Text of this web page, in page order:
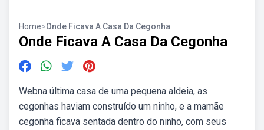
Home>Onde Ficava A Casa Da Cegonha
Onde Ficava A Casa Da Cegonha
Webna última casa de uma pequena aldeia, as
cegonhas haviam construído um ninho, e a mamãe
cegonha ficava sentada dentro do ninho, com seus